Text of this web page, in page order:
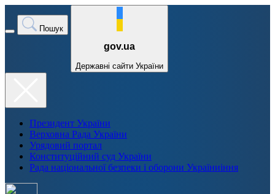
Пошук
gov.ua
Державні сайти України
Президент України
Верховна Рада України
Урядовий портал
Конституційний суд України
Рада національної безпеки і оборони Україниіння